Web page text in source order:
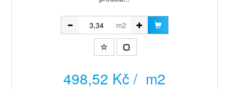
m2
498,52 Kč / m2